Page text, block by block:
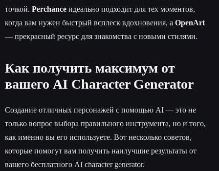
точкой. Perchance идеально подходит для тех моментов,
когда вам нужен быстрый всплеск вдохновения, а OpenArt
— прекрасный ресурс для знакомства с новыми стилями.
Как получить максимум от
вашего AI Character Generator
Создание отличных персонажей с помощью AI — это не
только вопрос выбора правильного инструмента, но и того,
как именно вы его используете. Вот несколько советов,
которые помогут вам получить наилучшие результаты от
вашего бесплатного AI character generator.